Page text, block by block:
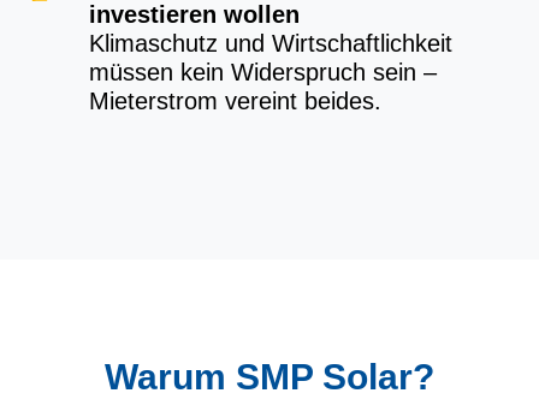
investieren wollen
Klimaschutz und Wirtschaftlichkeit
müssen kein Widerspruch sein –
Mieterstrom vereint beides.
Warum SMP Solar?